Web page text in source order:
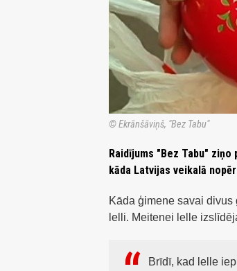
© Ekrānšāviņš, "Bez Tabu"
Raidījums "Bez Tabu"
kāda Latvijas veikalā
Kāda ģimene savai
lelli. Meitenei lelle
Brīdī, kad lelle